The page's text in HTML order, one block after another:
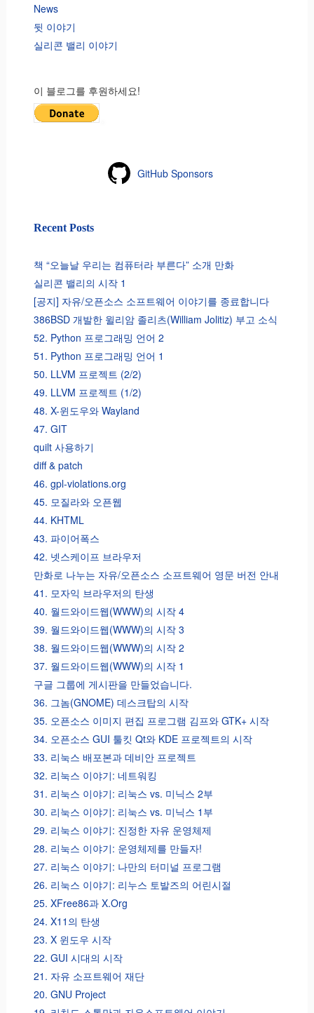
News
뒷 이야기
실리콘 밸리 이야기
이 블로그를 후원하세요!
GitHub Sponsors
Recent Posts
책 “오늘날 우리는 컴퓨터라 부른다” 소개 만화
실리콘 밸리의 시작 1
[공지] 자유/오픈소스 소프트웨어 이야기를 종료합니다
386BSD 개발한 윌리암 졸리츠(William Jolitiz) 부고 소식
52. Python 프로그래밍 언어 2
51. Python 프로그래밍 언어 1
50. LLVM 프로젝트 (2/2)
49. LLVM 프로젝트 (1/2)
48. X-윈도우와 Wayland
47. GIT
quilt 사용하기
diff & patch
46. gpl-violations.org
45. 모질라와 오픈웹
44. KHTML
43. 파이어폭스
42. 넷스케이프 브라우저
만화로 나누는 자유/오픈소스 소프트웨어 영문 버전 안내
41. 모자익 브라우저의 탄생
40. 월드와이드웹(WWW)의 시작 4
39. 월드와이드웹(WWW)의 시작 3
38. 월드와이드웹(WWW)의 시작 2
37. 월드와이드웹(WWW)의 시작 1
구글 그룹에 게시판을 만들었습니다.
36. 그놈(GNOME) 데스크탑의 시작
35. 오픈소스 이미지 편집 프로그램 김프와 GTK+ 시작
34. 오픈소스 GUI 툴킷 Qt와 KDE 프로젝트의 시작
33. 리눅스 배포본과 데비안 프로젝트
32. 리눅스 이야기: 네트워킹
31. 리눅스 이야기: 리눅스 vs. 미닉스 2부
30. 리눅스 이야기: 리눅스 vs. 미닉스 1부
29. 리눅스 이야기: 진정한 자유 운영체제
28. 리눅스 이야기: 운영체제를 만들자!
27. 리눅스 이야기: 나만의 터미널 프로그램
26. 리눅스 이야기: 리누스 토발즈의 어린시절
25. XFree86과 X.Org
24. X11의 탄생
23. X 윈도우 시작
22. GUI 시대의 시작
21. 자유 소프트웨어 재단
20. GNU Project